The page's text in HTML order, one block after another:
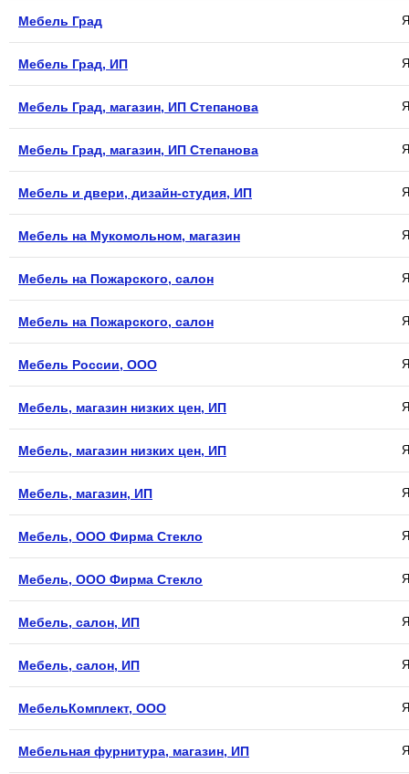
Мебель Град
Мебель Град, ИП
Мебель Град, магазин, ИП Степанова
Мебель Град, магазин, ИП Степанова
Мебель и двери, дизайн-студия, ИП
Мебель на Мукомольном, магазин
Мебель на Пожарского, салон
Мебель на Пожарского, салон
Мебель России, ООО
Мебель, магазин низких цен, ИП
Мебель, магазин низких цен, ИП
Мебель, магазин, ИП
Мебель, ООО Фирма Стекло
Мебель, ООО Фирма Стекло
Мебель, салон, ИП
Мебель, салон, ИП
МебельКомплект, ООО
Мебельная фурнитура, магазин, ИП